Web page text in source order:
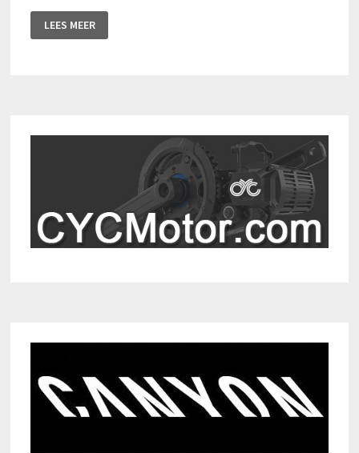
PAD
MET
LEES MEER